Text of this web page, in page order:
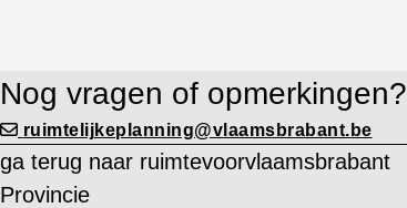
Nog vragen of opmerkingen?
ruimtelijkeplanning@vlaamsbrabant.be
ga terug naar ruimtevoorvlaamsbrabant
Provincie